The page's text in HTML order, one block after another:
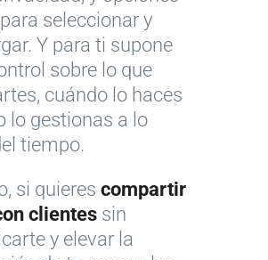
seleccionar y
Y para ti supone
sobre lo que
cuándo lo haces
lo gestionas a lo
tiempo.
si quieres compartir
clientes sin
y elevar la